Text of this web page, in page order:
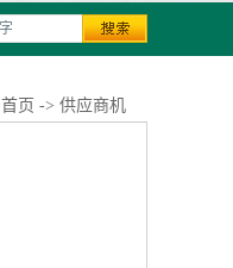
首页 -> 供应商机